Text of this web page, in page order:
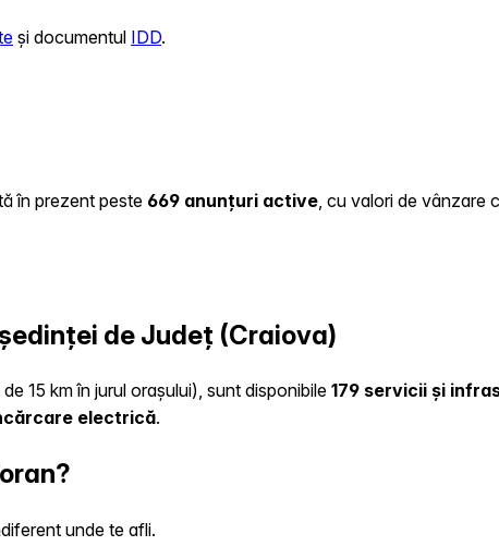
și documentul IDD.
în prezent peste 669 anunțuri active , cu valori de vânzare
de Județ (Craiova)
15 km în jurul orașului), sunt disponibile179 servicii și
electrică.
unde te afli.